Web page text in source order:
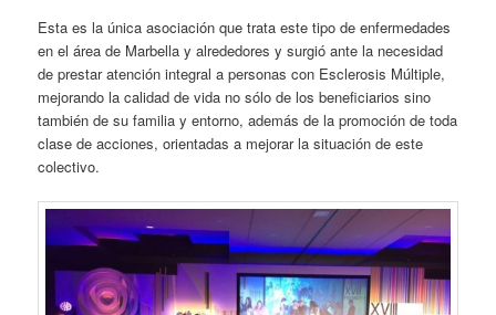
Esta es la única asociación que trata este tipo de enfermedades
en el área de Marbella y alrededores y surgió ante la necesidad
de prestar atención integral a personas con Esclerosis Múltiple,
mejorando la calidad de vida no sólo de los beneficiarios sino
también de su familia y entorno, además de la promoción de toda
clase de acciones, orientadas a mejorar la situación de este
colectivo.